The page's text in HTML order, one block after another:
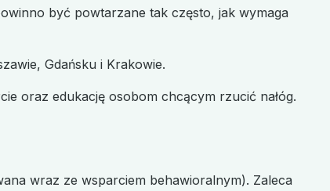
być powtarzane tak często, jak wymaga
Gdańsku i Krakowie.
oraz edukację osobom chcącym rzucić nałóg.
wraz ze wsparciem behawioralnym). Zaleca